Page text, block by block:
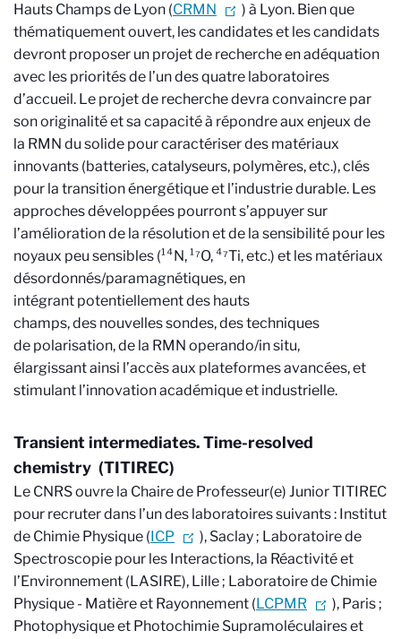
Hauts Champs de Lyon (CRMN
) à Lyon. Bien que
thématiquement ouvert, les candidates et les candidats
devront proposer un projet de recherche en adéquation
avec les priorités de l’un des quatre laboratoires
d’accueil. Le projet de recherche devra convaincre par
son originalité et sa capacité à répondre aux enjeux de
la RMN du solide pour caractériser des matériaux
innovants (batteries, catalyseurs, polymères, etc.), clés
pour la transition énergétique et l’industrie durable. Les
approches développées pourront s’appuyer sur
l’amélioration de la résolution etde la sensibilité pour les
noyaux peu sensibles (¹⁴N, ¹⁷O, ⁴⁷Ti, etc.) et les matériaux
désordonnés/paramagnétiques, en
intégrant potentiellementdes hauts
champs,des nouvelles sondes,des techniques
de polarisation,de la RMN operando/in situ,
élargissantainsi l’accès aux plateformes avancées, et
stimulant l’innovation académique et industrielle.
Transient intermediates. Time-resolved
chemistry (TITIREC)
Le CNRS ouvre la Chaire de Professeur(e) Junior TITIREC
pour recruter dans l’un des laboratoires suivants : Institut
de Chimie Physique (ICP
), Saclay ; Laboratoire de
Spectroscopie pour les Interactions, la Réactivité et
l’Environnement (LASIRE), Lille ; Laboratoire de Chimie
Physique - Matière et Rayonnement (LCPMR
), Paris ;
Photophysique et Photochimie Supramoléculaires et